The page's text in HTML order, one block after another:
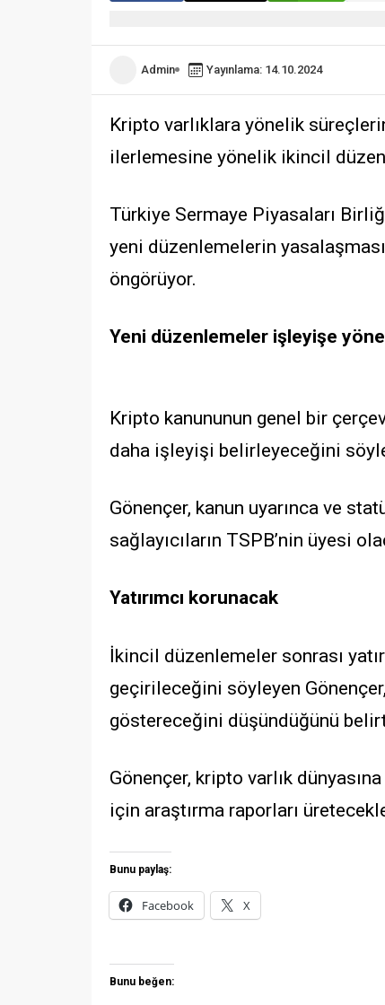
Admin Yayınlama: 14.10.2024
Kripto varlıklara yönelik
ilerlemesine yönelik ikincil
Türkiye Sermaye Piyasaları
yeni düzenlemelerin
öngörüyor.
Yeni düzenlemeler işleyişe
Kripto kanununun genel bir
daha işleyişi belirleyeceğini
Gönençer, kanun uyarınca ve
sağlayıcıların TSPB’nin üyesi
Yatırımcı korunacak
İkincil düzenlemeler sonrası
geçirileceğini söyleyen
göstereceğini düşündüğünü
Gönençer, kripto varlık
için araştırma raporları
Bunu paylaş:
Facebook X
Bunu beğen: